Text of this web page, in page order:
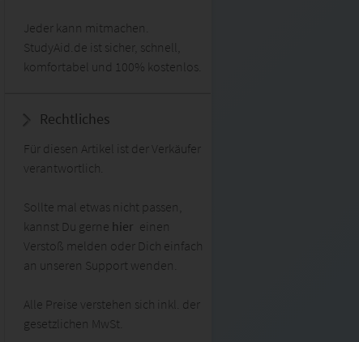
Jeder kann mitmachen.
StudyAid.de ist sicher, schnell,
komfortabel und 100% kostenlos.
Rechtliches
Für diesen Artikel ist der Verkäufer
verantwortlich.
Sollte mal etwas nicht passen,
kannst Du gerne hier einen
Verstoß melden oder Dich einfach
an unseren Support wenden.
Alle Preise verstehen sich inkl. der
gesetzlichen MwSt.